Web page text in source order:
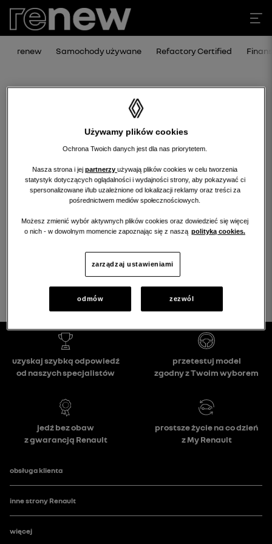
renew Samochody używane Refactory Certified
Niestety, wybrany dealer nie ma
obecnie żadnych ofert w tej kategorii.
Wróć na stronę główną.
wróć na stronę główną
Używamy plików cookies
Ochrona Twoich danych jest dla nas priorytetem.
Nasza strona i jej partnerzy używają plików cookies w celu tworzenia
statystyk dotyczących oglądalności i wydajności strony, aby pokazywać ci
spersonalizowane i/lub uzależnione od lokalizacji reklamy oraz treści za
pośrednictwem mediów społecznościowych.
Możesz zmienić wybór aktywnych plików cookies oraz dowiedzieć się więcej
o nich - w dowolnym momencie zapoznając się z naszą polityką cookies.
zarządzaj ustawieniami
odmów zezwól